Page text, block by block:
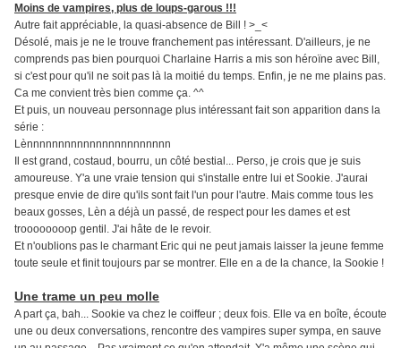
Moins de vampires, plus de loups-garous !!!
Autre fait appréciable, la quasi-absence de Bill ! >_<
Désolé, mais je ne le trouve franchement pas intéressant. D'ailleurs, je ne
comprends pas bien pourquoi Charlaine Harris a mis son héroïne avec Bill,
si c'est pour qu'il ne soit pas là la moitié du temps. Enfin, je ne me plains pas.
Ca me convient très bien comme ça. ^^
Et puis, un nouveau personnage plus intéressant fait son apparition dans la
série :
Lènnnnnnnnnnnnnnnnnnnnnnn
Il est grand, costaud, bourru, un côté bestial... Perso, je crois que je suis
amoureuse. Y'a une vraie tension qui s'installe entre lui et Sookie. J'aurai
presque envie de dire qu'ils sont fait l'un pour l'autre. Mais comme tous les
beaux gosses, Lèn a déjà un passé, de respect pour les dames et est
troooooooop gentil. J'ai hâte de le revoir.
Et n'oublions pas le charmant Eric qui ne peut jamais laisser la jeune femme
toute seule et finit toujours par se montrer. Elle en a de la chance, la Sookie !
Une trame un peu molle
A part ça, bah... Sookie va chez le coiffeur ; deux fois. Elle va en boîte, écoute
une ou deux conversations, rencontre des vampires super sympa, en sauve